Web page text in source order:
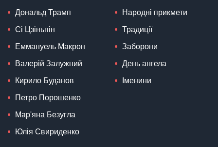
Дональд Трамп
Сі Цзіньпін
Еммануель Макрон
Валерій Залужний
Кирило Буданов
Петро Порошенко
Мар'яна Безугла
Юлія Свириденко
Народні прикмети
Традиції
Заборони
День ангела
Іменини